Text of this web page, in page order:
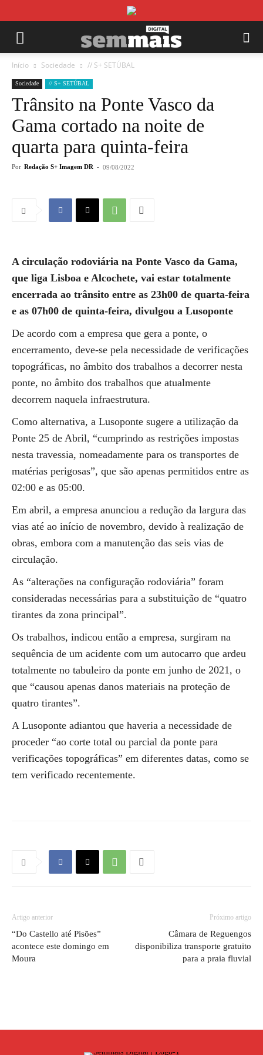
Início Sociedade // S+ SETÚBAL
Sociedade // S+ SETÚBAL
Trânsito na Ponte Vasco da
Gama cortado na noite de
quarta para quinta-feira
Por Redação S+ Imagem DR - 09/08/2022
A circulação rodoviária na Ponte Vasco da Gama,
que liga Lisboa e Alcochete, vai estar totalmente
encerrada ao trânsito entre as 23h00 de quarta-feira
e as 07h00 de quinta-feira, divulgou a Lusoponte
De acordo com a empresa que gera a ponte, o
encerramento, deve-se pela necessidade de verificações
topográficas, no âmbito dos trabalhos a decorrer nesta
ponte, no âmbito dos trabalhos que atualmente
decorrem naquela infraestrutura.
Como alternativa, a Lusoponte sugere a utilização da
Ponte 25 de Abril, “cumprindo as restrições impostas
nesta travessia, nomeadamente para os transportes de
matérias perigosas”, que são apenas permitidos entre as
02:00 e as 05:00.
Em abril, a empresa anunciou a redução da largura das
vias até ao início de novembro, devido à realização de
obras, embora com a manutenção das seis vias de
circulação.
As “alterações na configuração rodoviária” foram
consideradas necessárias para a substituição de “quatro
tirantes da zona principal”.
Os trabalhos, indicou então a empresa, surgiram na
sequência de um acidente com um autocarro que ardeu
totalmente no tabuleiro da ponte em junho de 2021, o
que “causou apenas danos materiais na proteção de
quatro tirantes”.
A Lusoponte adiantou que haveria a necessidade de
proceder “ao corte total ou parcial da ponte para
verificações topográficas” em diferentes datas, como se
tem verificado recentemente.
Artigo anterior
“Do Castello até Pisões”
acontece este domingo em
Moura
Próximo artigo
Câmara de Reguengos
disponibiliza transporte gratuito
para a praia fluvial